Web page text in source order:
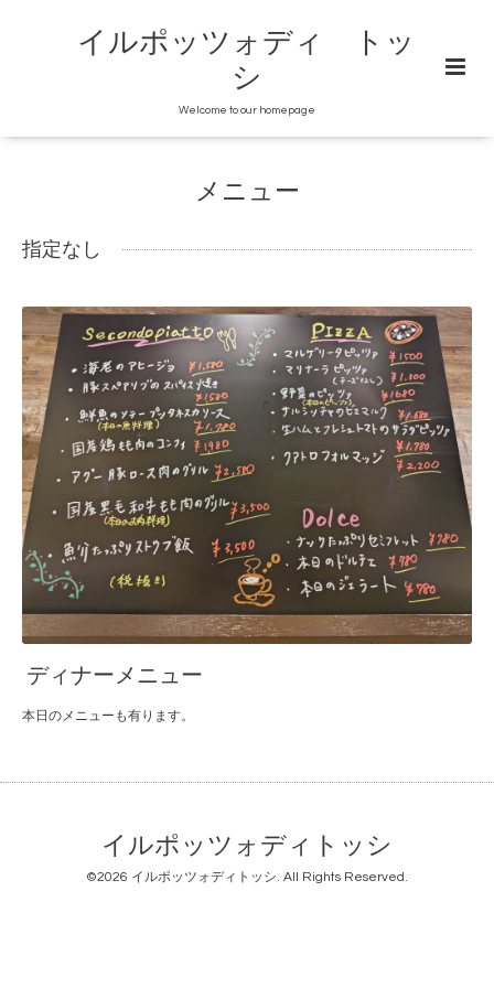
イルポッツォディ トッ
シ
Welcome to our homepage
メニュー
指定なし
ディナーメニュー
本日のメニューも有ります。
イルポッツォディトッシ
©2026 イルポッツォディトッシ. All Rights Reserved.